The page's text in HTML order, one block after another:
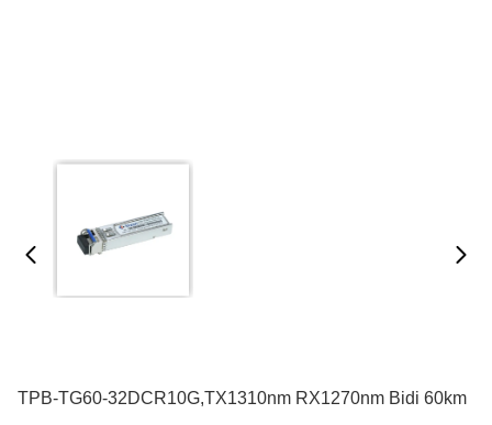
TPB-TG60-32DCR10G,TX1310nm RX1270nm Bidi 60km